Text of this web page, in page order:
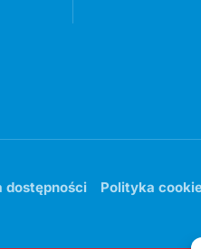
dostępności Polityka